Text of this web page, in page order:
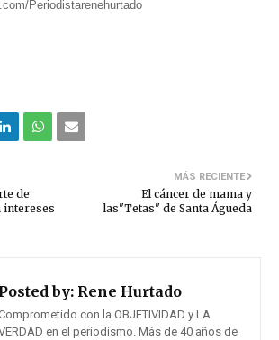
Periodistarenehurtado
MÁS RECIENTE
El cáncer de mama y
las"Tetas" de Santa Águeda
de
intereses
Posted by: Rene Hurtado
con la OBJETIVIDAD y LA
en el periodismo. Más de 40 años de